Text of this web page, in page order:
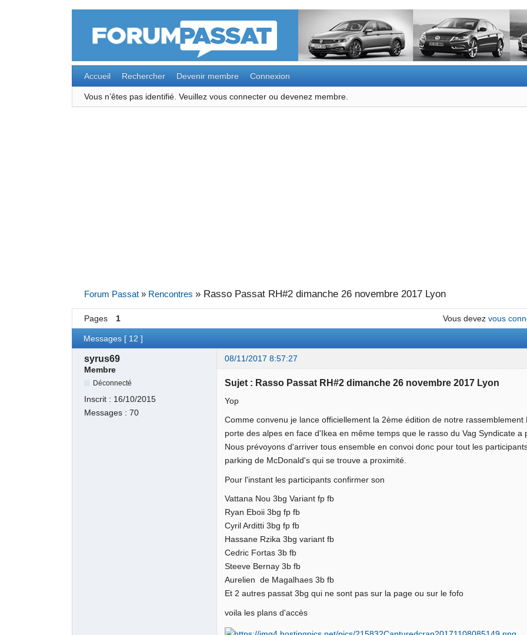
Accueil Rechercher Devenir membre Connexion
Vous n’êtes pas identifié. Veuillez vous connecter ou devenez membre.
Forum Passat » Rencontres » Rasso Passat RH#2 dimanche 26 novembre 2017 Lyon
Pages 1 Vous devez vous
Messages [ 12 ]
syrus69
08/11/2017 8:57:27
Membre
Déconnecté
Inscrit : 16/10/2015
Messages :70
Sujet : Rasso Passat RH#2 dimanche 26 novembre 2017 Lyon
Yop
Comme convenu je lance officiellement la 2ème édition de notre
porte des alpes en face d'Ikea en même temps que le rasso du Vag Syndicate a
Nous prévoyons d'arriver tous ensemble en convoi donc pour tout les
parking de McDonald's qui se trouve a proximité.
Pour l'instant les participants confirmer son
Vattana Nou 3bg Variant fp fb
Ryan Eboii 3bg fp fb
Cyril Arditti 3bg fp fb
Hassane Rzika 3bg variant fb
Cedric Fortas 3b fb
Steeve Bernay 3b fb
Aurelien de Magalhaes 3b fb
Et 2 autres passat 3bg qui ne sont pas sur la page ou sur le fofo
voila les plans d'accès